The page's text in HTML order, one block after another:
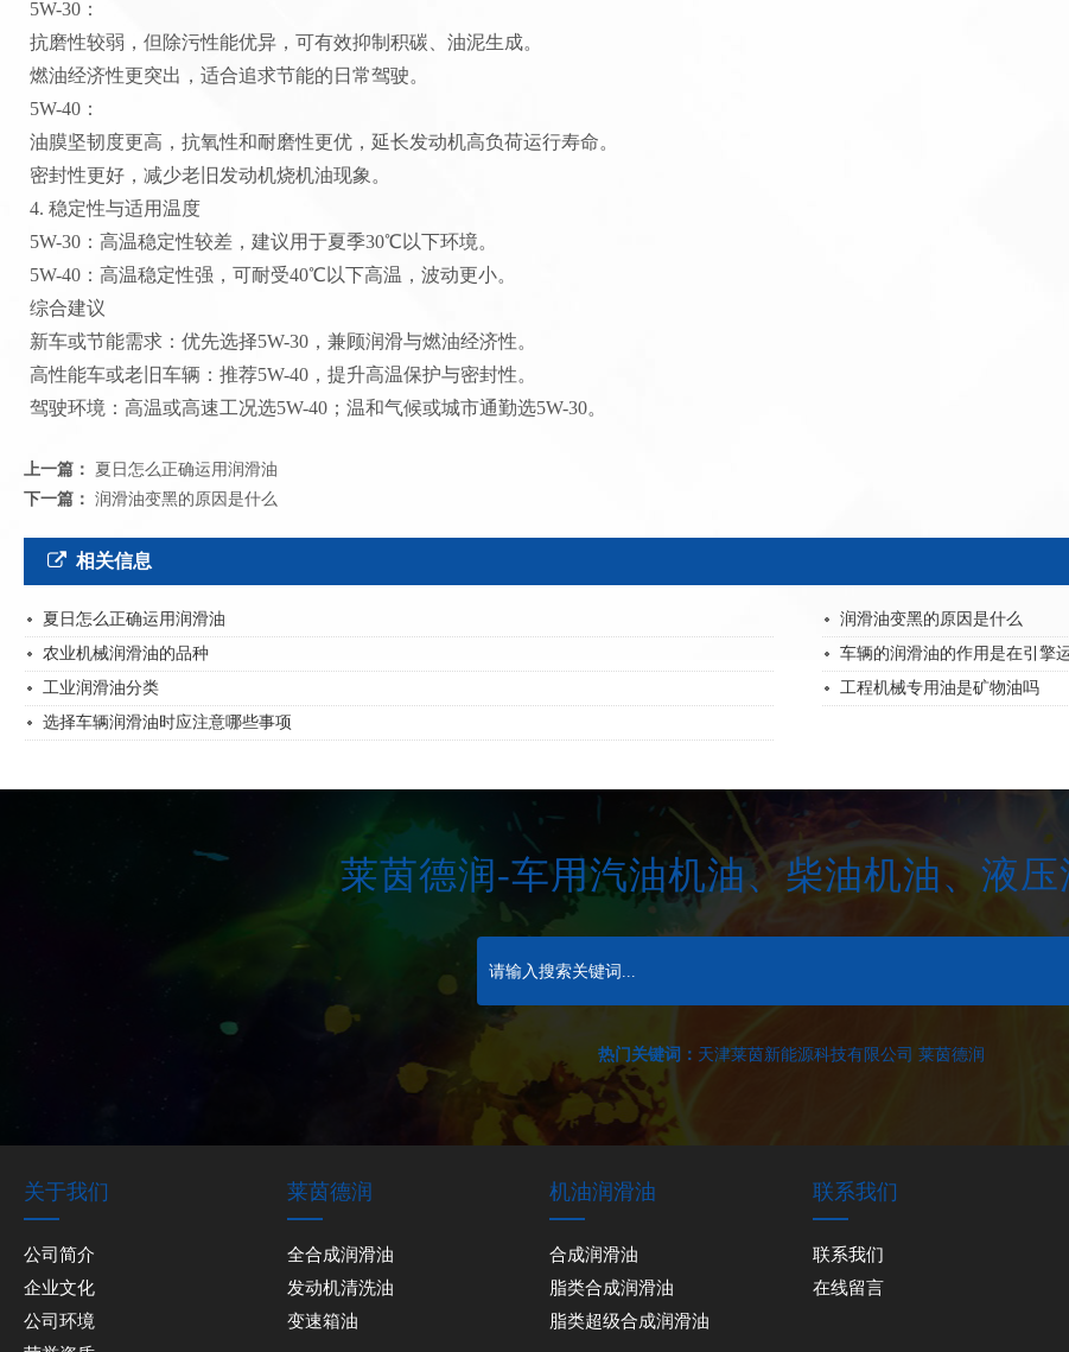
‌5W-30‌：
抗磨性较弱，但除污性能优异，可有效抑制积碳、油泥生成‌。
燃油经济性更突出，适合追求节能的日常驾驶‌。
‌5W-40‌：
油膜坚韧度更高，抗氧性和耐磨性更优，延长发动机高负荷运行寿命‌。
密封性更好，减少老旧发动机烧机油现象‌。
4. ‌稳定性与适用温度‌
‌5W-30‌：高温稳定性较差，建议用于夏季30℃以下环境‌。
‌5W-40‌：高温稳定性强，可耐受40℃以下高温，波动更小‌。
综合建议
‌新车或节能需求‌：优先选择5W-30，兼顾润滑与燃油经济性‌。
‌高性能车或老旧车辆‌：推荐5W-40，提升高温保护与密封性‌。
‌驾驶环境‌：高温或高速工况选5W-40；温和气候或城市通勤选5W-30‌。
上一篇：
夏日怎么正确运用润滑油
下一篇：
润滑油变黑的原因是什么
相关信息
夏日怎么正确运用润滑油
润滑油变黑的原因是什么
农业机械润滑油的品种
车辆的润滑油的作用是在引擎
工业润滑油分类
工程机械专用油是矿物油吗
选择车辆润滑油时应注意哪些事项
莱茵德润-车用汽油机油、柴油机油、液
热门关键词： 天津莱茵新能源科技有限公司 莱茵德润
关于我们
公司简介
企业文化
公司环境
莱茵德润
全合成润滑油
发动机清洗油
变速箱油
机油润滑油
合成润滑油
脂类合成润滑油
脂类超级合成润滑油
联系我们
联系我们
在线留言